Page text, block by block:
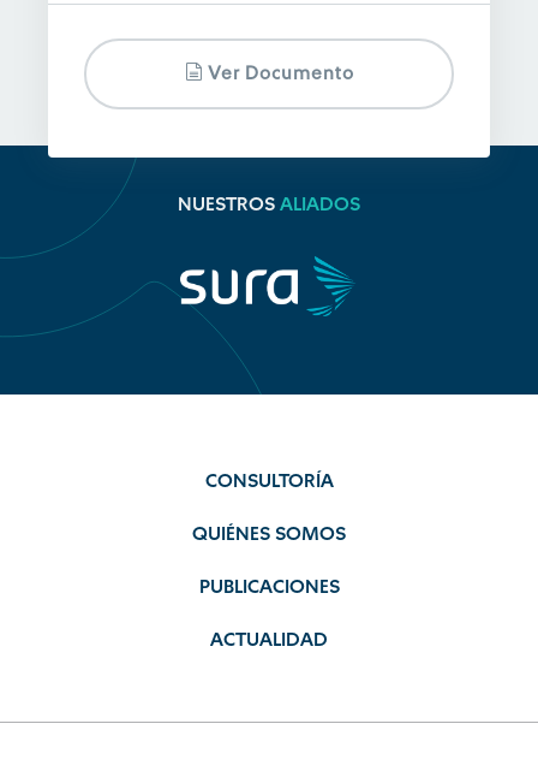
Ver Documento
NUESTROS ALIADOS
CONSULTORÍA
QUIÉNES SOMOS
PUBLICACIONES
ACTUALIDAD